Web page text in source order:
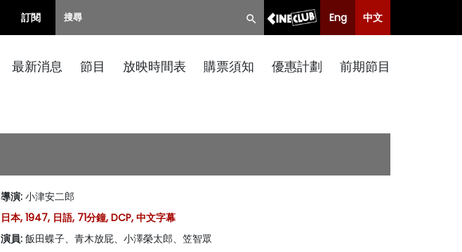
訂閱 Eng 中文
最新消息 節目 放映時間表 購票須知 優惠計劃 前期節目
導演: 小津安二郎
日本, 1947, 日語, 71分鐘, DCP, 中文字幕
演員: 飯田蝶子、青木放屁、小澤榮太郎、笠智眾